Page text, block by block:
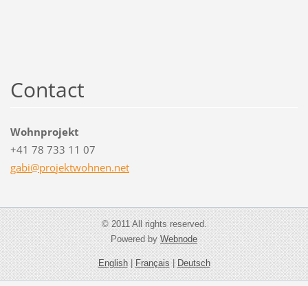
Contact
Wohnprojekt
+41 78 733 11 07
gabi@projektwohnen.net
© 2011 All rights reserved.
Powered byWebnode
English|Français|Deutsch